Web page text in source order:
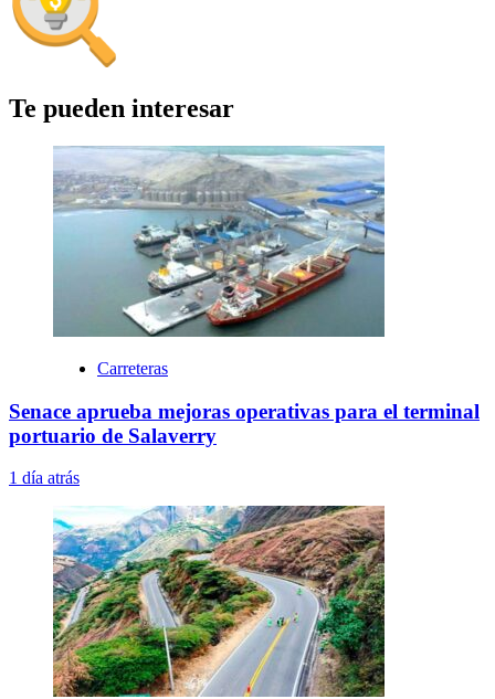
Te pueden interesar
Carreteras
Senace aprueba mejoras operativas para el terminal
portuario de Salaverry
1 día atrás